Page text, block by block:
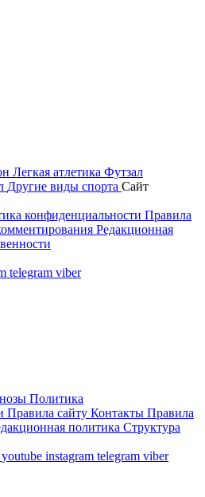
Легкая атлетика Футзал
Другие виды спорта Сайт
конфиденциальности Правила
Редакционная
telegram viber
Политика
Правила сайту Контакты Правила
политика Структура
youtube instagram telegram viber